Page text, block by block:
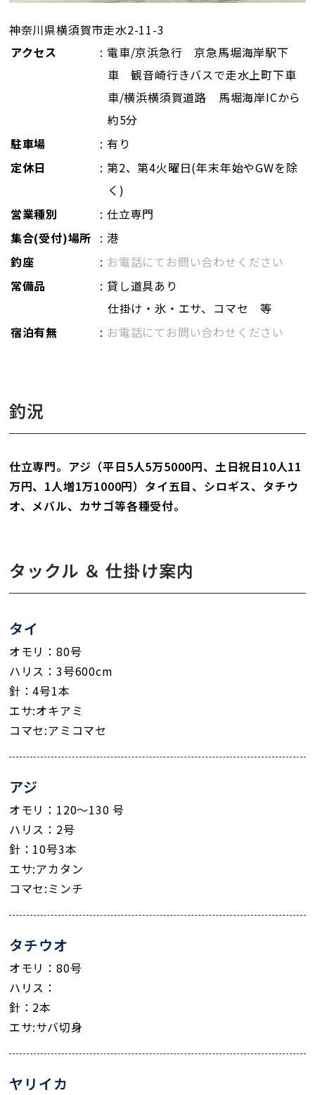
神奈川県横須賀市走水2-11-3
アクセス
: 電車/京浜急行 京急馬堀海岸駅下
車 観音崎行きバスで走水上町下車
車/横浜横須賀道路 馬堀海岸ICから
約5分
駐車場
: 有り
定休日
: 第2、第4火曜日(年末年始やGWを除
く)
営業種別
: 仕立専門
集合(受付)場所 : 港
釣座
: お電話にてお問い合わせください
常備品
: 貸し道具あり
仕掛け・氷・エサ、コマセ 等
宿泊有無
: お電話にてお問い合わせください
釣況
仕立専門。アジ（平日5人5万5000円、土日祝日10人11
万円、1人増1万1000円）タイ五目、シロギス、タチウ
オ、メバル、カサゴ等各種受付。
タックル ＆ 仕掛け案内
タイ
オモリ：80号
ハリス：3号600cm
針：4号1本
エサ:オキアミ
コマセ:アミコマセ
アジ
オモリ：120～130 号
ハリス：2号
針：10号3本
エサ:アカタン
コマセ:ミンチ
タチウオ
オモリ：80号
ハリス：
針：2本
エサ:サバ切身
ヤリイカ